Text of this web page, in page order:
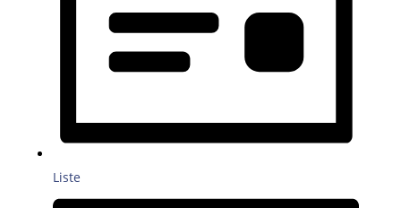
Liste